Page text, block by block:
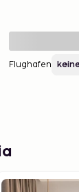
Flughafen